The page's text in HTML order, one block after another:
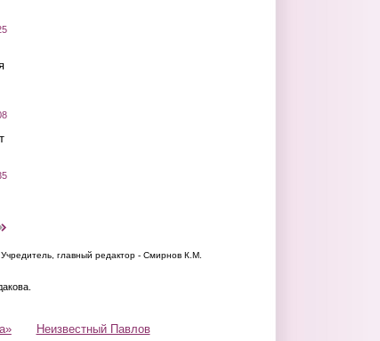
Учредитель, главный редактор - Смирнов К.М.
Неизвестный Павлов